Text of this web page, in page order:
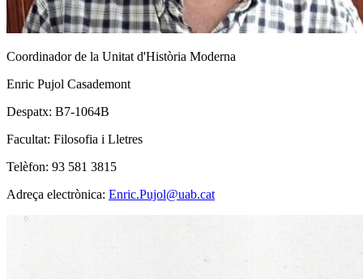
Coordinador de la Unitat d'Història Moderna
Enric Pujol Casademont
Despatx: B7-1064B
Facultat: Filosofia i Lletres
Telèfon: 93 581 3815
Adreça electrònica: Enric.Pujol@uab.cat